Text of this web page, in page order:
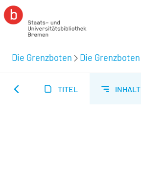
Die Grenzboten Die Grenzboten
TITEL INHALT